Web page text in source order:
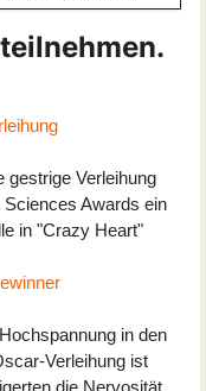
gestrige Verleihung
Awards ein
in "Crazy Heart"
in den
Verleihung ist
die Nervosität